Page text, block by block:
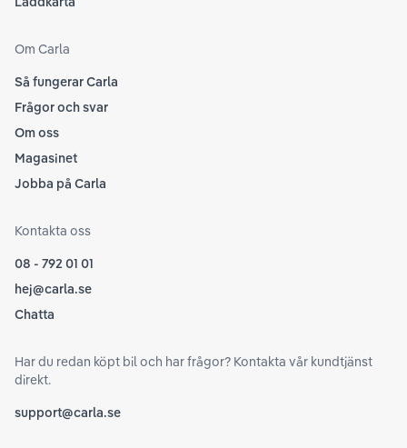
Om Carla
Så fungerar Carla
Frågor och svar
Om oss
Magasinet
Jobba på Carla
Kontakta oss
08 - 792 01 01
hej@carla.se
Chatta
Har du redan köpt bil och har frågor? Kontakta vår kundtjänst
direkt.
support@carla.se